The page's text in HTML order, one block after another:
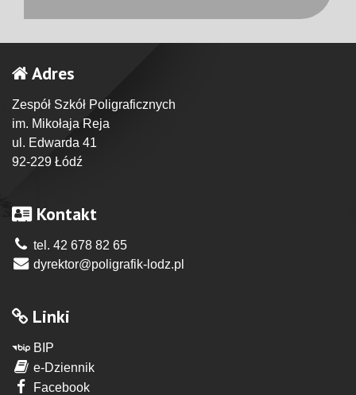
Adres
Zespół Szkół Poligraficznych
im. Mikołaja Reja
ul. Edwarda 41
92-229 Łódź
Kontakt
tel. 42 678 82 65
dyrektor@poligrafik-lodz.pl
Linki
BIP
e-Dziennik
Facebook